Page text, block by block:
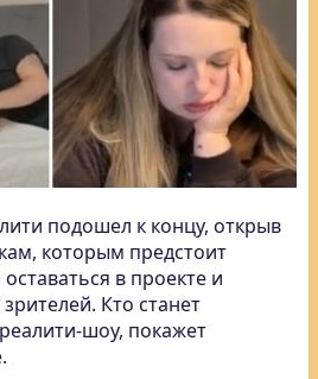
подошел к концу, открыв
которым предстоит
в проекте и
Кто станет
шоу, покажет